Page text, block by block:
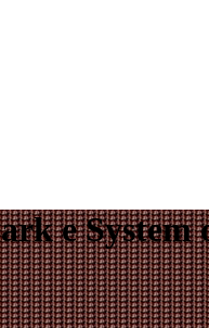
e System